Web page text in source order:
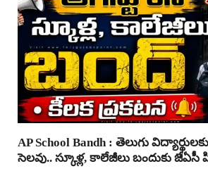
AP School Bandh : తెలుగు
సెలవు.. స్కూళ్ల, కాలేజీలు బందుకు జేఏసీ